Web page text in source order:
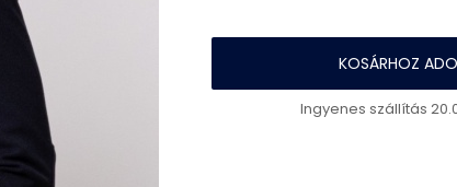
KOSÁRHOZ
Ingyenes szállítás